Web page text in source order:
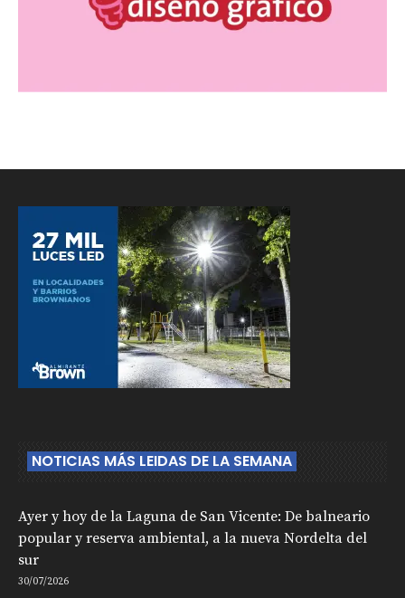
NOTICIAS MÁS LEIDAS DE LA SEMANA
Ayer y hoy de la Laguna de San Vicente: De balneario
popular y reserva ambiental, a la nueva Nordelta del
sur
30/07/2026